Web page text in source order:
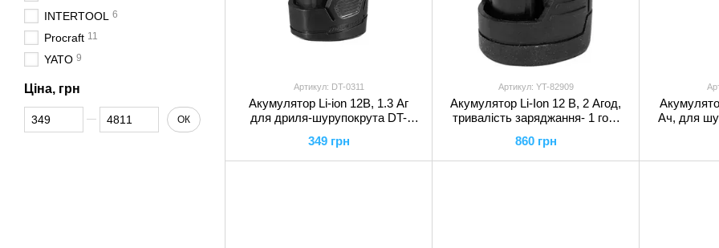
Артикул: DT-0311
Акумулятор Li-ion 12В, 1.3 Аг
для дриля-шурупокрута DT-
349 грн
Артикул: YT-82909
Акумулятор Li-Ion 12 В, 2 Агод,
тривалість заряджання- 1 год,
860 грн
Ач, для
INTERTOOL
6
Procraft 11
YATO 9
Ціна, грн
Від Ціна, грн
До Ціна, грн ОК